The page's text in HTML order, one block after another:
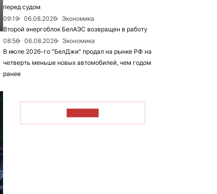
перед судом
09:19
06.08.2026
Экономика
Второй энергоблок БелАЭС возвращен в работу
08:56
06.08.2026
Экономика
В июле 2026-го "БелДжи" продал на рынке РФ на
четверть меньше новых автомобилей, чем годом
ранее